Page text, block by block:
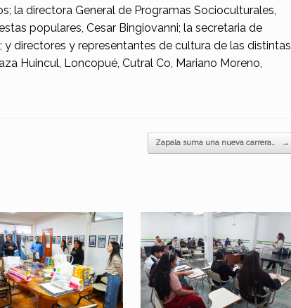
la directora General de Programas Socioculturales,
populares, Cesar Bingiovanni; la secretaria de
y directores y representantes de cultura de las distintas
Huincul, Loncopué, Cutral Co, Mariano Moreno,
Zapala suma una nueva carrera… →